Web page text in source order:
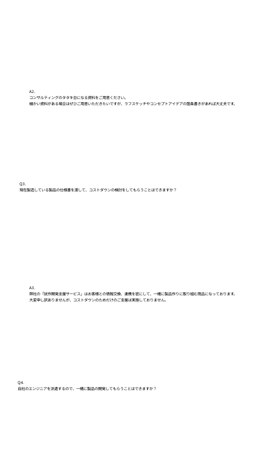
A2.
コンサルティングのタタキ台になる資料をご用意ください。
細かい資料がある場合はぜひご用意いただきたいですが、ラフスケッチやコンセプトアイデアの箇条書きがあれば大丈夫です。
Q3.
現在製造している製品の仕様書を渡して、コストダウンの検討をしてもらうことはできますか？
A3.
弊社の「試作開発支援サービス」はお客様との情報交換、連携を密にして、一緒に製品作りに取り組む商品になっております。
大変申し訳ありませんが、コストダウンのためだけのご支援は実施しておりません。
Q4.
自社のエンジニアを派遣するので、一緒に製品の開発してもらうことはできますか？